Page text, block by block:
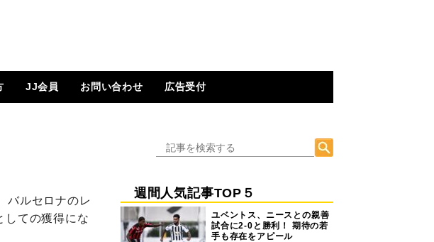
JJ会員 お問い合わせ 広告受付
バルセロナのレ
しての獲得にな
週間人気記事TOP５
ユベントス、ニースとの親善
試合に2-0と勝利！ 期待の若
手も存在をアピール